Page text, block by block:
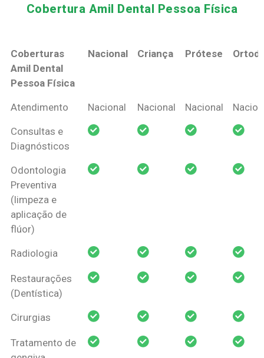
Cobertura Amil Dental Pessoa Física​
Coberturas
Amil Dental
Pessoa Física
Nacional Criança Prótese
Coberturas
Pessoa Física
Nacional Criança Prótese
Atendimento Nacional Nacional Nacional
Consultas e
Diagnósticos
Odontologia
Preventiva
(limpeza e
aplicação de
flúor)
Radiologia
Restaurações
(Dentística)
Cirurgias
Tratamento de